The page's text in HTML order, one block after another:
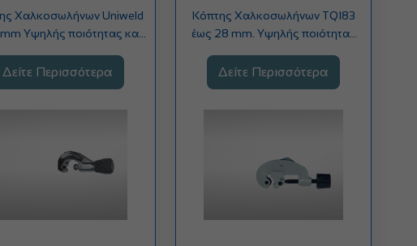
8-42mm
Χαλκοσωλήνων Uniweld
Υψηλής ποιότητας και
από…
Δείτε Περισσότερα
έως 28 mm
Κόπτης Χαλκοσωλήνων ΤQ183
έως 28 mm. Υψηλής ποιότητας
Δείτε Περισσότερα